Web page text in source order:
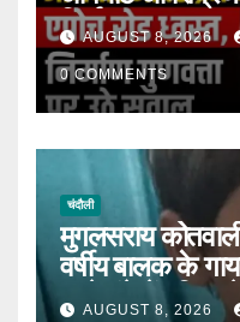
निर्माण गुणवत्ता
AUGUST 8, 2026
0 COMMENTS
चंदौली
मुगलसराय
वर्षीय बालक के
आधे घंटे में पुलिस ने
AUGUST 8, 2026